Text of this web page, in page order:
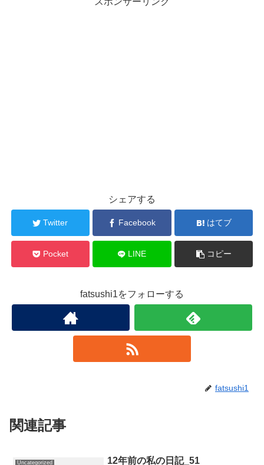
シェアする
Twitter Facebook はてブ
Pocket LINE コピー
fatsushi1をフォローする
fatsushi1
関連記事
Uncategorized 12年前の私の日記_51